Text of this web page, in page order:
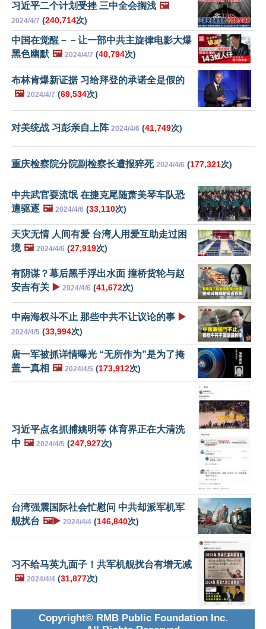
习近平二个计划受挫 三中全会搁浅 🖼️
2024/4/7 (240,714次)
中国在觉醒－－让一部中共主旋律电影大爆
黑色幽默 🖼️ 2024/4/7 (40,794次)
布林肯爆新证据 习给拜登的承诺全是假的
🖼️ 2024/4/7 (69,534次)
对美统战 习彭亲自上阵 2024/4/6 (41,749次)
重庆检察院分院副检察长遭报猝死 2024/4/6 (177,321次)
中共武官耍流氓 在捷克尾随萧美琴车队恐
遭驱逐 🖼️ 2024/4/6 (33,110次)
天灾无情 人间有爱 台湾人用爱互助走过困
境 🖼️ 2024/4/6 (27,919次)
有阴谋？幕后黑手浮出水面 撞桥货轮与赵
安吉有关 ▶️ 2024/4/6 (41,672次)
中南海权斗不止 那些中共不让议论的事 ▶️
2024/4/5 (33,994次)
唐一军被抓详情曝光 “无所作为”是为了掩
盖一真相 🖼️ 2024/4/5 (173,912次)
习近平点名抓捕姚明等 体育界正在大清洗
中 🖼️ 2024/4/5 (247,927次)
台湾强震国际社会忙慰问 中共却派军机军
舰扰台 🖼️▶️ 2024/4/4 (146,840次)
习不给马英九面子！共军机舰扰台有增无减
🖼️ 2024/4/4 (31,877次)
Copyright© RMB Public Foundation Inc.